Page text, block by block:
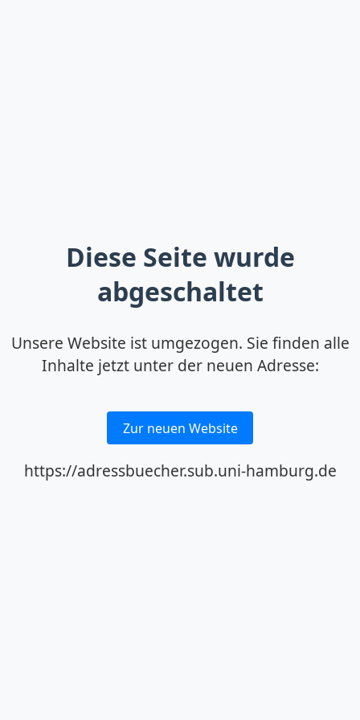
Diese Seite wurde
abgeschaltet
Unsere Website ist umgezogen. Sie finden alle
Inhalte jetzt unter der neuen Adresse:
Zur neuen Website
https://adressbuecher.sub.uni-hamburg.de